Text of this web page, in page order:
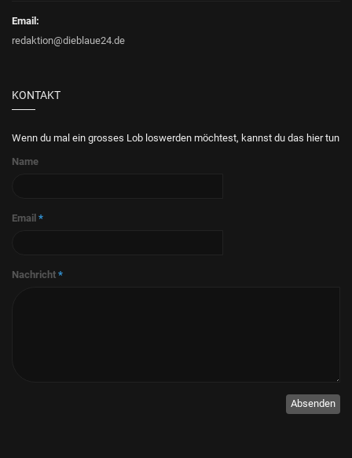
Email:
redaktion@dieblaue24.de
KONTAKT
Wenn du mal ein grosses Lob loswerden möchtest, kannst du das hier tun
Name
Email *
Nachricht *
Absenden